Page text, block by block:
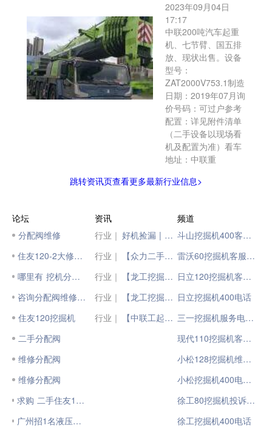
2023年09月04日
17:17
中联200吨汽车起重
机、七节臂、国五排
放、现状出售。设备
型号：
ZAT2000V753.1制造
日期：2019年07月询
价号码：可过户参考
配置：详见附件清单
（二手设备以现场看
机及配置为准）看车
地址：中联重
跳转资讯页查看更多最新行业信息>
论坛
分配阀维修
住友120-2大修分配阀
哪里有 挖机分配阀维修
咨询分配阀维修加工效果。
住友120挖掘机
二手分配阀
维修分配阀
维修分配阀
求购 二手住友120A2分配阀
广州招1名液压泵，分配阀维修师傅
资讯
行业｜
好机捡漏 | 抢二手好机，上柳工二手汇！
行业｜
【众力二手机】5120小时SY305H
行业｜
【龙工挖掘机】维修保养—春季挖掘机维修保养 | 柳絮篇
行业｜
【龙工挖掘机】维修保养—夏季挖掘机维修保养 | 空调篇
行业｜
【中联工起二手设备出售】200吨全地面起重机
频道
斗山挖掘机400客服电话
雷沃60挖掘机客服电话
日立120挖掘机客服电话
日立挖掘机400电话
三一挖掘机服务电话400
现代110挖掘机客服电话
小松128挖掘机维修电话
小松挖掘机400电话号码
徐工80挖掘机投诉电话
徐工挖掘机400电话